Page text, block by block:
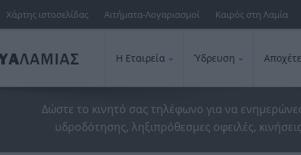
Χάρτης ιστοσελίδας Αιτήματα-Λογαριασμοί Καιρός στη Λαμία
Η Εταιρεία Ύδρευση
Δώστε το κινητό σας τηλέφωνο για να
υδροδότησης, ληξιπρόθεσμες οφειλές,